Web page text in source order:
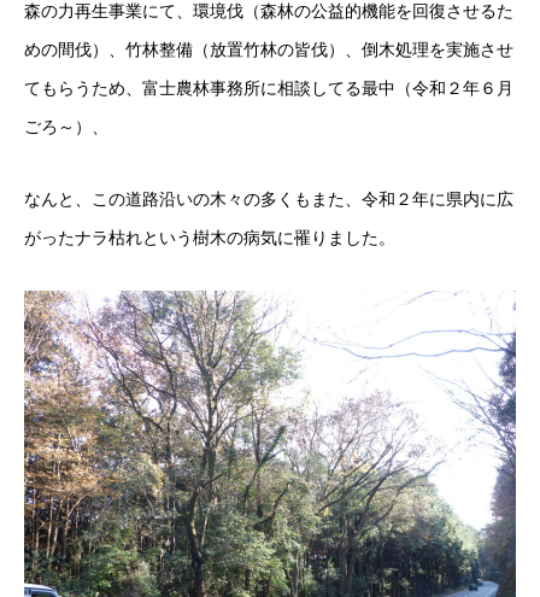
森の力再生事業にて、環境伐（森林の公益的機能を回復させるた
めの間伐）、竹林整備（放置竹林の皆伐）、倒木処理を実施させ
てもらうため、富士農林事務所に相談してる最中（令和２年６月
ごろ～）、
なんと、この道路沿いの木々の多くもまた、令和２年に県内に広
がったナラ枯れという樹木の病気に罹りました。